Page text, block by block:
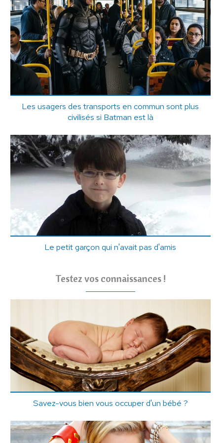
Les usagers des transports en commun sont plus
civilisés si Batman est là
Le petit garçon qui n'avait pas d'amis
Testez vos connaissances !
Savez-vous bien vous occuper d'un bébé ?